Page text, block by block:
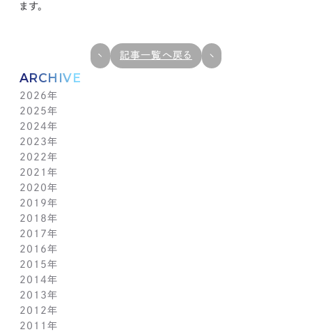
ARCHIVE
2026年
7月(1)
6月(1)
5月(1)
4月(1)
3月(1)
2月(1)
1月(1)
2025年
12月(1)
11月(1)
10月(1)
9月(1)
8月(1)
7月(1)
6月(1)
5月(1)
4月(1)
3月(1)
2月(1)
1月(2)
2024年
11月(1)
10月(1)
9月(1)
8月(1)
7月(1)
6月(1)
5月(1)
4月(1)
3月(1)
2月(1)
1月(2)
2023年
11月(1)
10月(1)
9月(1)
8月(1)
7月(1)
6月(1)
5月(1)
4月(1)
3月(1)
2月(1)
1月(2)
2022年
11月(1)
10月(1)
9月(1)
8月(1)
7月(1)
6月(1)
5月(1)
4月(1)
3月(2)
1月(2)
2021年
11月(1)
10月(1)
9月(1)
8月(1)
7月(1)
6月(1)
5月(1)
4月(1)
3月(1)
2月(1)
2020年
11月(2)
9月(2)
7月(1)
6月(2)
5月(2)
4月(3)
3月(2)
2月(1)
2019年
12月(2)
10月(1)
9月(2)
7月(1)
6月(2)
4月(1)
3月(1)
2月(1)
2018年
12月(1)
11月(1)
10月(1)
9月(2)
8月(1)
7月(1)
5月(1)
2017年
12月(1)
11月(1)
10月(1)
9月(1)
8月(1)
7月(1)
2016年
12月(1)
11月(1)
10月(1)
9月(1)
8月(1)
2015年
12月(1)
11月(1)
10月(1)
9月(1)
2014年
12月(1)
11月(1)
10月(1)
2013年
12月(1)
11月(1)
2012年
12月(1)
2011年
ます。
記事一覧へ戻る